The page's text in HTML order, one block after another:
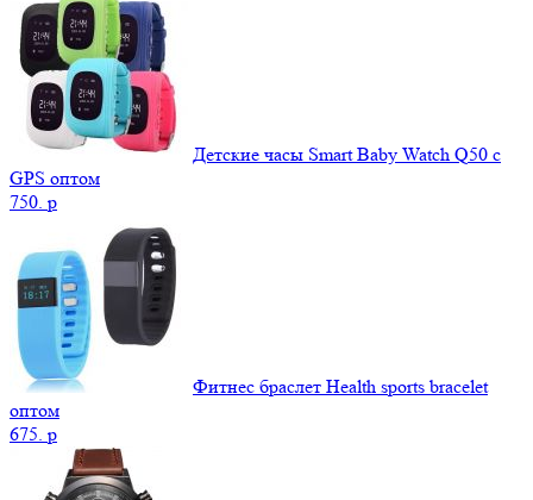
Детские часы Smart Baby Watch Q50 c
GPS оптом
750. p
Фитнес браслет Health sports bracelet
оптом
675. p